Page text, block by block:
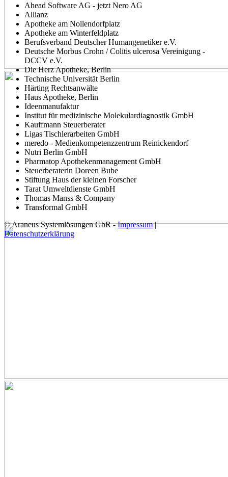
Ahead Software AG - jetzt Nero AG
Allianz
Apotheke am Nollendorfplatz
Apotheke am Winterfeldplatz
Berufsverband Deutscher Humangenetiker e.V.
Deutsche Morbus Crohn / Colitis ulcerosa Vereinigung -
DCCV e.V.
Die Herz Apotheke, Berlin
Technische Universität Berlin
Härting Rechtsanwälte
Haus Apotheke, Berlin
Ideenmanufaktur
Institut für medizinische Molekulardiagnostik GmbH
Kauffmann Steuerberater
Ligas Tischlerarbeiten GmbH
meredo - Medienkompetenzzentrum Reinickendorf
Nutri Berlin GmbH
Pharmatop Apothekenmanagement GmbH
Steuerberaterin Doreen Bube
Stiftung Haus der kleinen Forscher
Tarat Umweltdienste GmbH
Thomas Manss & Company
Transformal GmbH
© Araneus Systemlösungen GbR -Impressum|
Datenschutzerklärung